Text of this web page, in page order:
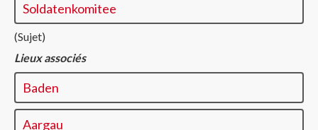
Soldatenkomitee
(Sujet)
Lieux associés
Baden
Aargau